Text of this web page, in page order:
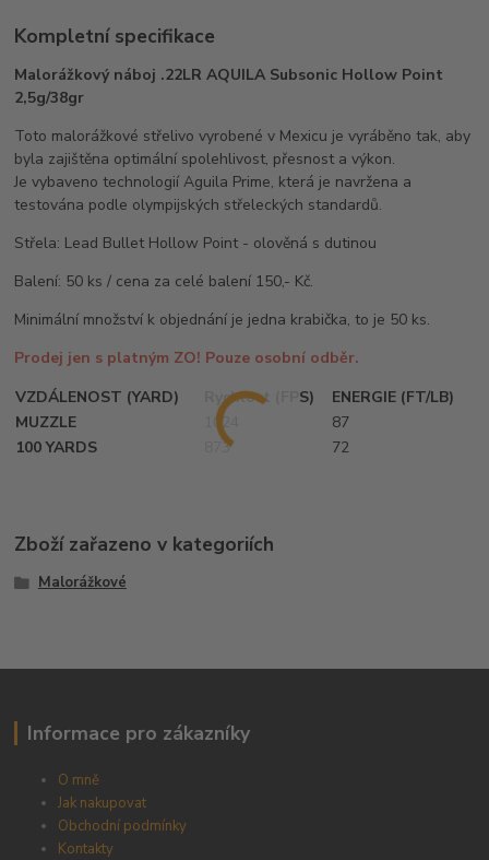
Kompletní specifikace
Malorážkový náboj .22LR AQUILA Subsonic Hollow Point
2,5g/38gr
Toto malorážkové střelivo vyrobené v Mexicu je vyráběno tak, aby
byla zajištěna optimální spolehlivost, přesnost a výkon.
Je vybaveno technologií Aguila Prime, která je navržena a
testována podle olympijských střeleckých standardů.
Střela: Lead Bullet Hollow Point - olověná s dutinou
Balení: 50 ks / cena za celé balení 150,- Kč.
Minimální množství k objednání je jedna krabička, to je 50 ks.
Prodej jen s platným ZO! Pouze osobní odběr.
VZDÁLENOST (YARD)
Rychlost (FPS)
ENERGIE (FT/LB)
MUZZLE
1024
87
100 YARDS
873 72
Zboží zařazeno v kategoriích
Malorážkové
Informace pro zákazníky
O mně
Jak nakupovat
Obchodní podmínky
Kontakty